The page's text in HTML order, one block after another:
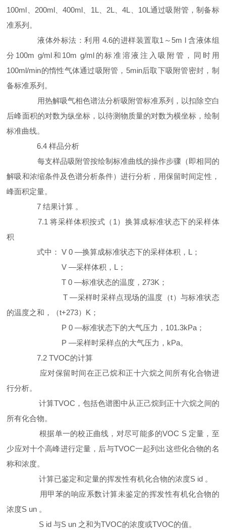
100ml、200ml、400ml、1L、2L、4L、10L通过吸附管，制备标
准系列。
液体外标法：利用 4.6的进样装置取1～5m l 含液体组
分100m g/ml和10m g/ml的标准溶液注入吸附管，同时用
100ml/min的惰性气体通过吸附管，5min后取下吸附管密封，制
备标准系列。
用热解吸气相色谱法分析吸附管标准系列，以扣除空白
后峰面积的对数为纵坐标，以待测物质量的对数为横坐标，绘制
标准曲线。
6.4 样品分析
每支样品吸附管按绘制标准曲线的操作步骤（即相同的
解吸和浓缩条件及色谱分析条件）进行分析，用保留时间定性，
峰面积定量。
7 结果计算 。
7.1 将采样体积按式（1）换算成标准状态下的采样体
积
式中： V 0 —换算成标准状态下的采样体积，L；
V —采样体积，L；
T 0 —标准状态的温度，273K；
T —采样时采样点现场的温度（t）与标准状态
的温度之和，（t+273）K；
P 0 —标准状态下的大气压力，101.3kPa；
P —采样时采样点的大气压力，kPa。
7.2 TVOC的计算
应对保留时间在正己烷和正十六烷之间所有化合物进
行分析。
计算TVOC，包括色谱图中从正己烷到正十六烷之间的
所有化合物。
根据单一的校正曲线，对尽可能多的VOC S 定量，至
少应对十个高峰进行定量，后与TVOC一起列出这些化合物的名
称和浓度。
计算已鉴定和定量的挥发性有机化合物的浓度S id 。
用甲苯的响应系数计算未鉴定的挥发性有机化合物的
浓度S un 。
S id 与S un 之和为TVOC的浓度或TVOC的值。